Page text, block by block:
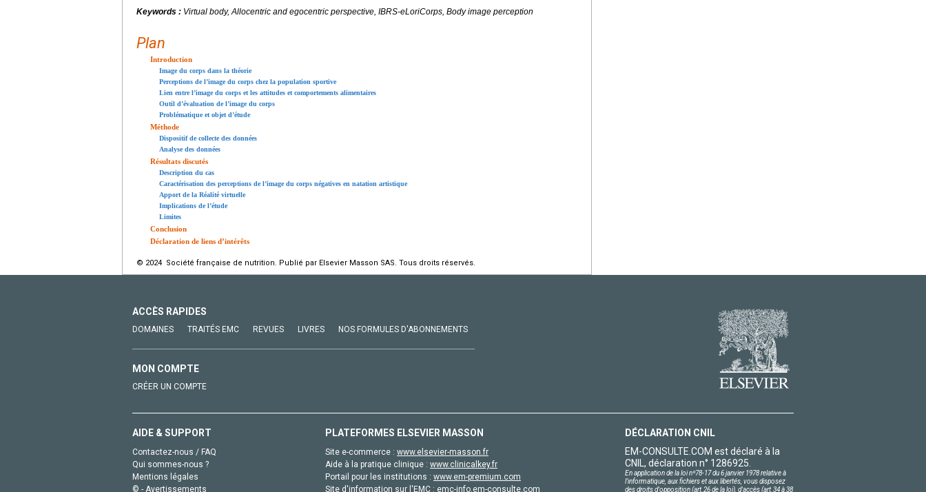
Keywords : Virtual body, Allocentric and egocentric perspective, IBRS-eLoriCorps, Body image perception
Plan
Introduction
Image du corps dans la théorie
Perceptions de l’image du corps chez la population sportive
Lien entre l’image du corps et les attitudes et comportements alimentaires
Outil d’évaluation de l’image du corps
Problématique et objet d’étude
Méthode
Dispositif de collecte des données
Analyse des données
Résultats discutés
Description du cas
Caractérisation des perceptions de l’image du corps négatives en natation artistique
Apport de la Réalité virtuelle
Implications de l’étude
Limites
Conclusion
Déclaration de liens d’intérêts
© 2024 Société française de nutrition. Publié par Elsevier Masson SAS. Tous droits réservés.
ACCÈS RAPIDES
DOMAINES TRAITÉS EMC REVUES LIVRES NOS FORMULES D'ABONNEMENTS
MON COMPTE
CRÉER UN COMPTE
AIDE & SUPPORT
Contactez-nous / FAQ
Qui sommes-nous ?
Mentions légales
© - Avertissements
PLATEFORMES ELSEVIER MASSON
Site e-commerce : www.elsevier-masson.fr
Aide à la pratique clinique : www.clinicalkey.fr
Portail pour les institutions : www.em-premium.com
Site d'information sur l'EMC : emc-info.em-consulte.com
DÉCLARATION CNIL
EM-CONSULTE.COM est déclaré à la
CNIL, déclaration n° 1286925.
En application de la loi nº78-17 du 6 janvier 1978 relative à
l'informatique, aux fichiers et aux libertés, vous disposez
des droits d'opposition (art.26 de la loi), d'accès (art.34 à 38